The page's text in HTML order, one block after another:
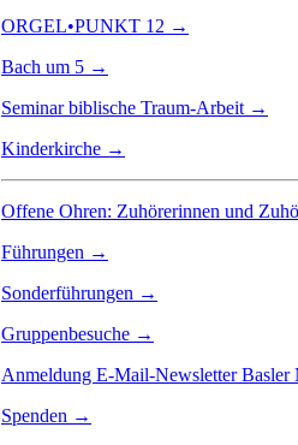
ORGEL•PUNKT 12 →
Bach um 5 →
Seminar biblische Traum-Arbeit →
Kinderkirche →
Offene Ohren: Zuhörerinnen und
Führungen →
Sonderführungen →
Gruppenbesuche →
Anmeldung E-Mail-Newsletter
Spenden →